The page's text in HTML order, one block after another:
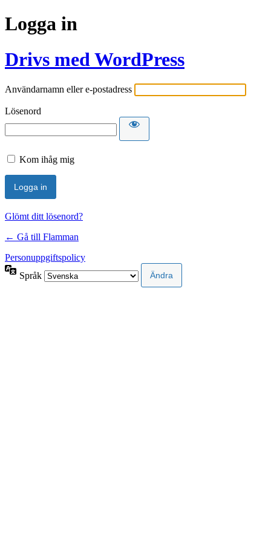
Logga in
Drivs med WordPress
Användarnamn eller e-postadress
Lösenord
Kom ihåg mig
Glömt ditt lösenord?
← Gå till Flamman
Personuppgiftspolicy
Språk